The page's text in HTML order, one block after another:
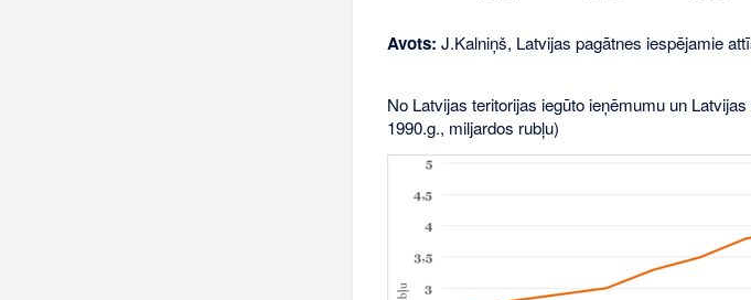
Avots: J.Kalniņš, Latvijas pagātnes iespējamie
No Latvijas teritorijas iegūto ieņēmumu un
1990.g., miljardos rubļu)